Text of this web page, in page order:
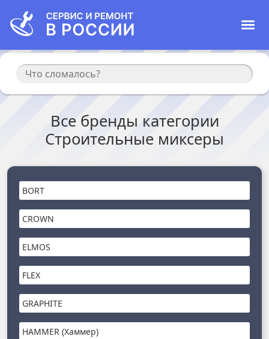
Все бренды категории
Строительные миксеры
BORT
CROWN
ELMOS
FLEX
GRAPHITE
HAMMER (Хаммер)